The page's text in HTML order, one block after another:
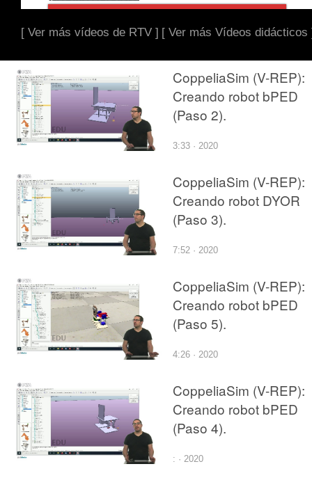
[ Ver más vídeos de RTV ] [ Ver más Vídeos didácticos
CoppeliaSim (V-REP):
Creando robot bPED
(Paso 2).
3:33 · 2020
CoppeliaSim (V-REP):
Creando robot DYOR
(Paso 3).
7:52 · 2020
CoppeliaSim (V-REP):
Creando robot bPED
(Paso 5).
4:26 · 2020
CoppeliaSim (V-REP):
Creando robot bPED
(Paso 4).
: · 2020